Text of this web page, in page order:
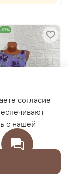
-67%
согласие
с нашей